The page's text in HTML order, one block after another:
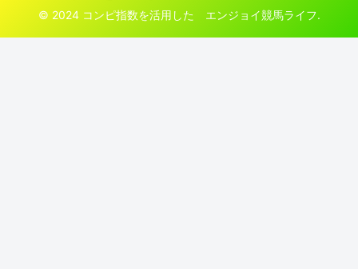
© 2024 コンピ指数を活用した エンジョイ競馬ライフ.